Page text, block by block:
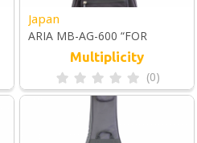
Japan
ARIA MB-AG-600 “FOR
ACOUSTIC GUITAR”
Multiplicity
(0)